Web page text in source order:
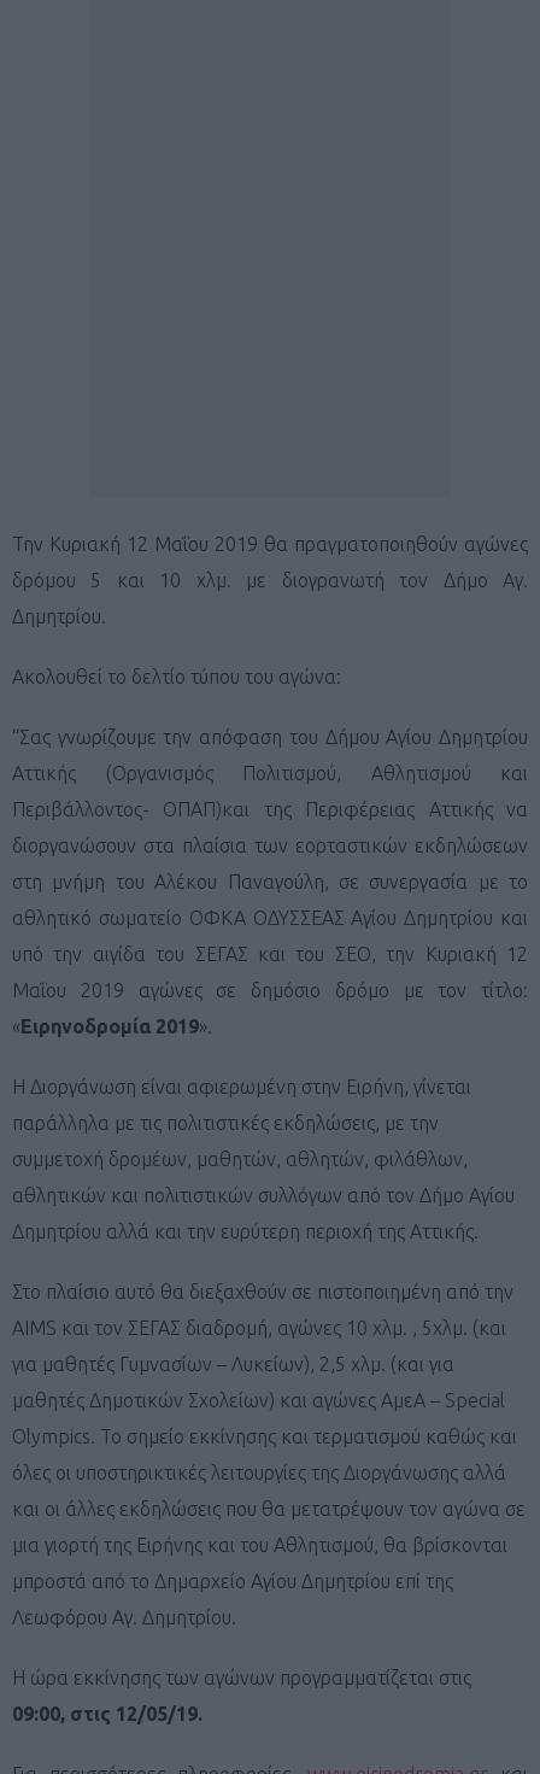
Την Κυριακή 12 Μαΐου 2019 θα πραγματοποιηθούν αγώνες
δρόμου 5 και 10 χλμ. με διογρανωτή τον Δήμο Αγ.
Δημητρίου.
Ακολουθεί το δελτίο τύπου του αγώνα:
“Σας γνωρίζουμε την απόφαση του Δήμου Αγίου Δημητρίου
Αττικής (Οργανισμός Πολιτισμού, Αθλητισμού και
Περιβάλλοντος- ΟΠΑΠ)και της Περιφέρειας Αττικής να
διοργανώσουν στα πλαίσια των εορταστικών εκδηλώσεων
στη μνήμη του Αλέκου Παναγούλη, σε συνεργασία με το
αθλητικό σωματείο ΟΦΚΑ ΟΔΥΣΣΕΑΣ Αγίου Δημητρίου και
υπό την αιγίδα του ΣΕΓΑΣ και του ΣΕΟ, την Κυριακή 12
Μαΐου 2019 αγώνες σε δημόσιο δρόμο με τον τίτλο:
«Ειρηνοδρομία 2019».
Η Διοργάνωση είναι αφιερωμένη στην Ειρήνη, γίνεται
παράλληλα με τις πολιτιστικές εκδηλώσεις, με την
συμμετοχή δρομέων, μαθητών, αθλητών, φιλάθλων,
αθλητικών και πολιτιστικών συλλόγων από τον Δήμο Αγίου
Δημητρίου αλλά και την ευρύτερη περιοχή της Αττικής.
Στο πλαίσιο αυτό θα διεξαχθούν σε πιστοποιημένη από την
AIMS και τον ΣΕΓΑΣ διαδρομή, αγώνες 10 χλμ. , 5χλμ. (και
για μαθητές Γυμνασίων – Λυκείων), 2,5 χλμ. (και για
μαθητές Δημοτικών Σχολείων) και αγώνες ΑμεΑ – Special
Olympics. Το σημείο εκκίνησης και τερματισμού καθώς και
όλες οι υποστηρικτικές λειτουργίες της Διοργάνωσης αλλά
και οι άλλες εκδηλώσεις που θα μετατρέψουν τον αγώνα σε
μια γιορτή της Ειρήνης και του Αθλητισμού, θα βρίσκονται
μπροστά από το Δημαρχείο Αγίου Δημητρίου επί της
Λεωφόρου Αγ. Δημητρίου.
Η ώρα εκκίνησης των αγώνων προγραμματίζεται στις
09:00, στις 12/05/19.